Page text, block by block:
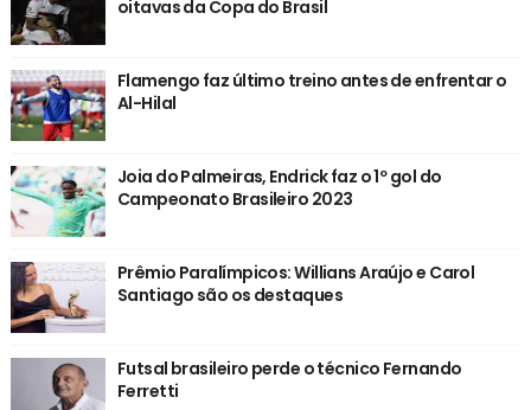
oitavas da Copa do Brasil
Flamengo faz último treino antes de enfrentar o
Al-Hilal
Joia do Palmeiras, Endrick faz o 1º gol do
Campeonato Brasileiro 2023
Prêmio Paralímpicos: Willians Araújo e Carol
Santiago são os destaques
Futsal brasileiro perde o técnico Fernando
Ferretti